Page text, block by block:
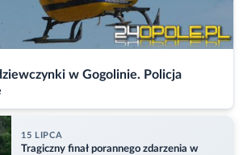
w Gogolinie. Policja
15 LIPCA
Tragiczny finał porannego zdarzenia w